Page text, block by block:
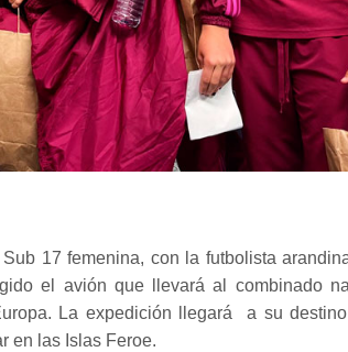
17 femenina, con la futbolista
el avión que llevará al combinado
La expedición llegará a su
en las Islas Feroe.